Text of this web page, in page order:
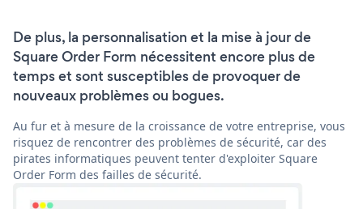
De plus, la personnalisation et la mise à jour de
Square Order Form nécessitent encore plus de
temps et sont susceptibles de provoquer de
nouveaux problèmes ou bogues.
Au fur et à mesure de la croissance de votre entreprise, vous
risquez de rencontrer des problèmes de sécurité, car des
pirates informatiques peuvent tenter d'exploiter Square
Order Form des failles de sécurité.